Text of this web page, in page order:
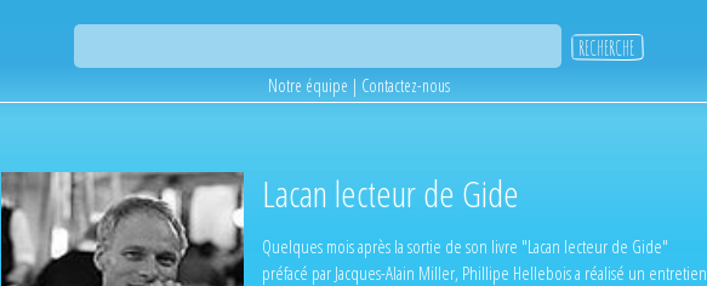
Notre équipe | Contactez-nous
Lacan lecteur de Gide
Quelques mois après la sortie de son livre "Lacan lecteur de Gide"
préfacé par Jacques-Alain Miller, Phillipe Hellebois a réalisé un entretien